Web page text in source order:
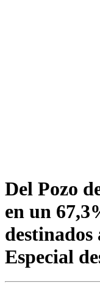
Del Pozo
en un
Especial